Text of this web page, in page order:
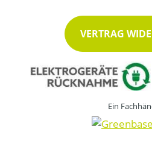
VERTRAG
Ein